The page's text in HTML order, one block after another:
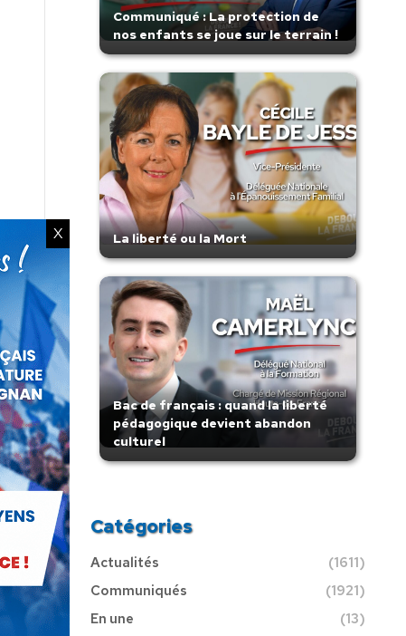
Communiqué : La protection de
nos enfants se joue sur le terrain !
La liberté ou la Mort
Bac de français : quand la liberté
pédagogique devient abandon
culturel
Catégories
Actualités
(1611)
Communiqués
(1921)
En une
(13)
X